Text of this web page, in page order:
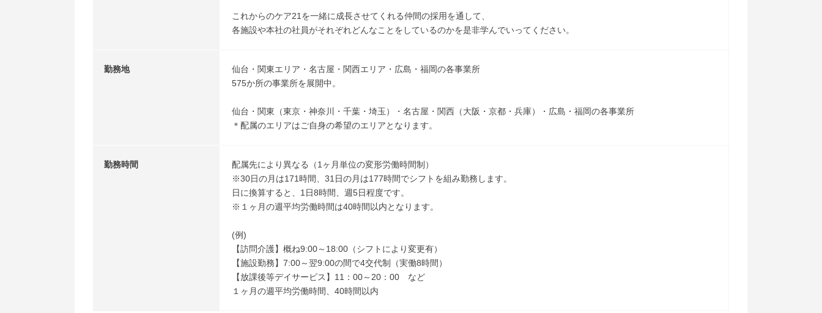
これからのケア21を一緒に成長させてくれる仲間の採用を通して、
各施設や本社の社員がそれぞれどんなことをしているのかを是非学んでいってください。
勤務地
仙台・関東エリア・名古屋・関西エリア・広島・福岡の各事業所
575か所の事業所を展開中。
仙台・関東（東京・神奈川・千葉・埼玉）・名古屋・関西（大阪・京都・兵庫）・広島・福岡の各事業所
＊配属のエリアはご自身の希望のエリアとなります。
勤務時間
配属先により異なる（1ヶ月単位の変形労働時間制）
※30日の月は171時間、31日の月は177時間でシフトを組み勤務します。
日に換算すると、1日8時間、週5日程度です。
※１ヶ月の週平均労働時間は40時間以内となります。
(例)
【訪問介護】概ね9:00～18:00（シフトにより変更有）
【施設勤務】7:00～翌9:00の間で4交代制（実働8時間）
【放課後等デイサービス】11：00～20：00 など
１ヶ月の週平均労働時間、40時間以内